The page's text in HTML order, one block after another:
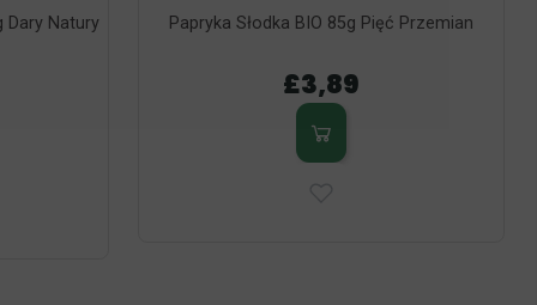
Dary Natury Papryka Słodka BIO 85g Pięć Przemian
£3,89